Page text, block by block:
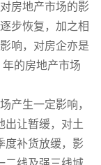
房地产市场的影
步恢复，加之相
响，对房企亦是
的房地产市场
产生一定影响，
出让暂缓，对土
度补货放缓，影